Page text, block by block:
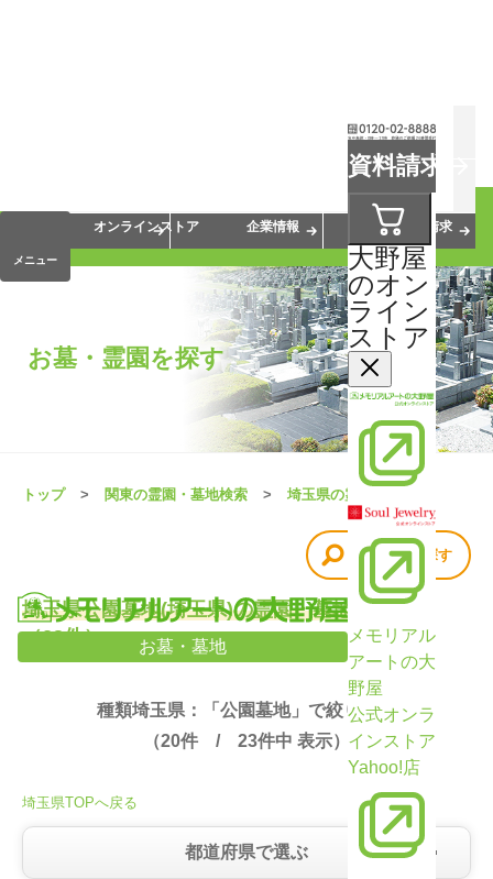
お墓・墓地
資料請求
大野屋
のオン
ライン
ストア
メモリアル
アートの大
野屋
公式オンラ
インストア
Yahoo!店
メニュー
会員サービス
オンラインストア
企業情報 資料請求
お墓・霊園を探す
トップ 関東の霊園・墓地検索 埼玉県の霊園・墓地
埼玉県公園墓地(埼玉県)の霊園・墓地検索結果
（23件）
他の条件で探す
種類埼玉県：「公園墓地」で絞り込み
（20件 / 23件中 表示）
埼玉県TOPへ戻る
都道府県で選ぶ